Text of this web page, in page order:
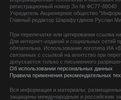
регистрационный номер Эл № ФС77-88040
Учредитель Акционерное общество
Главный редактор Шарафутдинов Руслан
При перепечатке или цитировании ссылка
Для интернет-изданий и социальных сетей
обязательна. Использование логотипа ИА
связанных с ссылкой на агентство при
допускается только с письменного
Об использовании персональных данных
Правила применения рекомендательных
Вся информация и материалы,
защищены международным и российским